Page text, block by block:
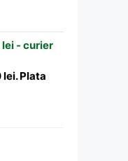
lei - curier
Plata